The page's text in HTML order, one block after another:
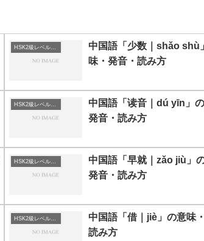
中国語「少数｜shǎo shù
味・発音・読み方
中国語「读音｜dú yīn」の
発音・読み方
中国語「早就｜zǎo jiù」
発音・読み方
中国語「借｜jiè」の意味
読み方